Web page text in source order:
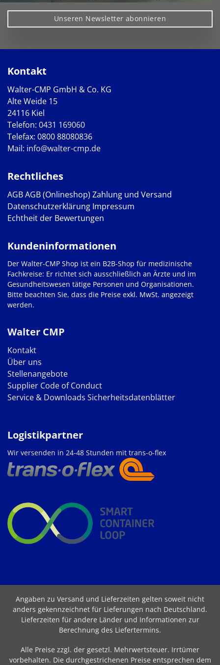
Unseren Newsletter abonnieren
Kontakt
Walter-CMP GmbH & Co. KG
Alte Weide 15
24116 Kiel
Telefon: 0431 169060
Telefax: 0800 88080836
Mail: info@walter-cmp.de
Rechtliches
AGBAGB (Onlineshop) Zahlung und Versand
Datenschutzerklärung Impressum
Echtheit der Bewertungen
Walter CMP
Kontakt
Über uns
Stellenangebote
Supplier Code of Conduct
Service & Downloads Sicherheitsdatenblätter
Kundeninformationen
Der Walter-CMP Shop ist ein B2B-Shop für medizinische
Fachkreise: Er richtet sich ausschließlich an Ärzte und im
Gesundheitswesen tätige Personen und Organisationen.
Bitte beachten Sie, dass die Preise exkl. MwSt. angezeigt
werden.
Logistikpartner
Wir versenden in 24-48 Stunden mit trans-o-flex
Angaben zu Versand und Lieferzeiten gelten soweit nicht
anders gekennzeichnet für Lieferungen nach Deutschland.
Lieferzeiten für andere Länder und Informationen zur
Berechnung des Liefertermins.
Alle Preise zzgl. der gesetzl. Mehrwertsteuer. Irrtümer
vorbehalten. Die durchgestrichenen Preise entsprechen dem